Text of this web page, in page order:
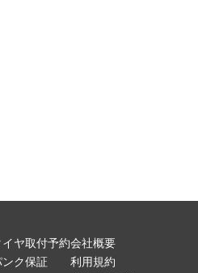
イヤ取付予約
ンク保証
会社概要
利用規約